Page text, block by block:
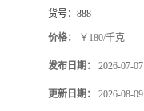
货号： 888
价格： ￥180/千克
发布日期： 2026-07-07
更新日期： 2026-08-09